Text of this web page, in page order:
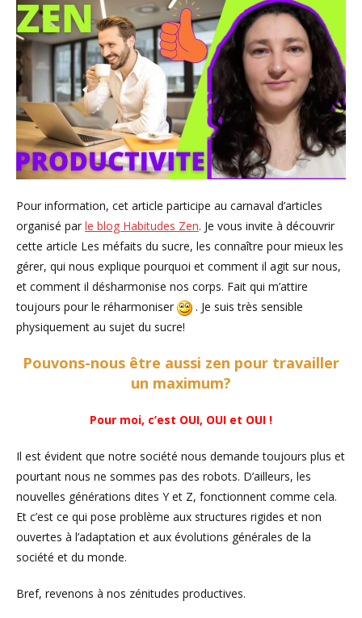
Pour information, cet article participe au carnaval d’articles
organisé par le blog Habitudes Zen. Je vous invite à découvrir
cette article Les méfaits du sucre, les connaître pour mieux les
gérer, qui nous explique pourquoi et comment il agit sur nous,
et comment il désharmonise nos corps. Fait qui m’attire
toujours pour le réharmoniser
. Je suis très sensible
physiquement au sujet du sucre!
Pouvons-nous être aussi zen pour travailler
un maximum?
Pour moi, c’est OUI, OUI et OUI !
Il est évident que notre société nous demande toujours plus et
pourtant nous ne sommes pas des robots. D’ailleurs, les
nouvelles générations dites Y et Z, fonctionnent comme cela.
Et c’est ce qui pose problème aux structures rigides et non
ouvertes à l’adaptation et aux évolutions générales de la
société et du monde.
Bref, revenons à nos zénitudes productives.